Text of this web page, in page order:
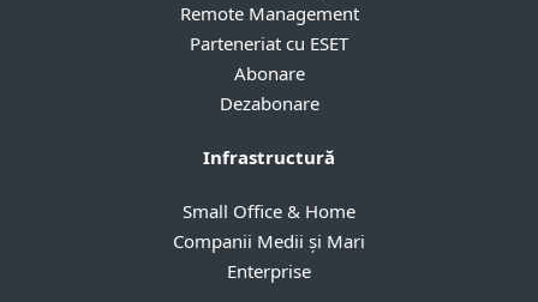
Remote Management
Parteneriat cu ESET
Abonare
Dezabonare
Infrastructură
Small Office & Home
Companii Medii și Mari
Enterprise